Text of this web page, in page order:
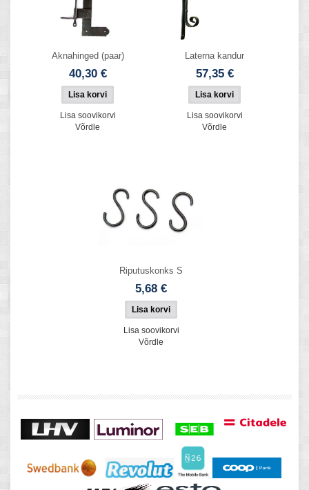
Aknahinged (paar)
40,30 €
Lisa soovikorvi
Võrdle
Laterna kandur
57,35 €
Lisa soovikorvi
Võrdle
Riputuskonks S
5,68 €
Lisa soovikorvi
Võrdle